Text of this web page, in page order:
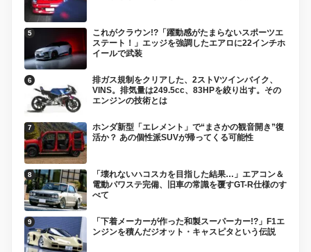
これがクラウン!?「躍動感がたまらないスポーツエ
ステート！」エッジを強調したエアロに22インチホ
イールで武装
排ガス規制をクリアした、2ストVツインバイク、
VINS。排気量は249.5cc、83HPを絞り出す。その
エンジンの技術とは
ホンダ新型「エレメント」で“まさかの観音開き”復
活か？ あの個性派SUVが帰ってくる可能性
「壊れないハコスカを目指した結果…」エアコン＆
電動パワステ完備、旧車の常識を覆すGT-R仕様のす
べて
「下着メーカーが作った和製スーパーカー!?」F1エ
ンジンを積んだジオット・キャスピタという伝説